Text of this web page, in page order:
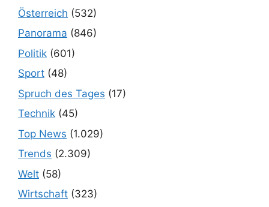
Österreich (532)
Panorama (846)
Politik (601)
Sport (48)
Spruch des Tages (17)
Technik (45)
Top News (1.029)
Trends (2.309)
Welt (58)
Wirtschaft (323)